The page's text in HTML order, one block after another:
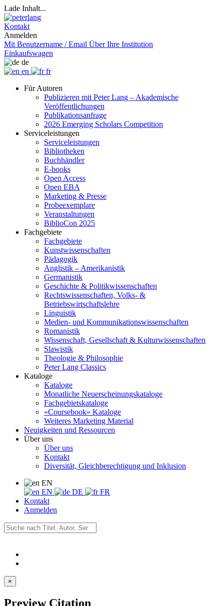
Lade Inhalt...
Kontakt
Anmelden
Mit Benutzername / Email Über Ihre Institution
Einkaufswagen
de
en
fr
Für Autoren
Publizieren mit Peter Lang – Akademische
Veröffentlichungen
Publikationsanfrage
2026 Emerging Scholars Competition
Serviceleistungen
Serviceleistungen
Bibliotheken
Buchhändler
E-books
Open Access
Open EBA
Marketing & Presse
Probeexemplare
Veranstaltungen
BiblioCon 2025
Fachgebiete
Fachgebiete
Kunstwissenschaften
Pädagogik
Anglistik – Amerikanistik
Germanistik
Geschichte & Politikwissenschaften
Rechtswissenschaften, Volks- &
Betriebswirtschaftslehre
Linguistik
Medien- und Kommunikationswissenschaften
Romanistik
Wissenschaft, Gesellschaft & Kulturwissenschaften
Slawistik
Theologie & Philosophie
Peter Lang Classics
Kataloge
Kataloge
Monatliche Neuerscheinungskataloge
Fachgebietskataloge
«Coursebook» Kataloge
Weiteres Marketing Material
Neuigkeiten und Ressourcen
Über uns
Über uns
Kontakt
Diversität, Gleichberechtigung und Inklusion
EN
EN
DE
FR
Kontakt
Anmelden
×
Preview Citation